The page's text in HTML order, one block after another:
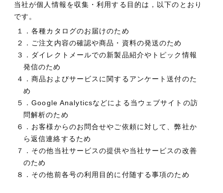
当社が個人情報を収集・利用する目的は，以下のとおり
です。
１．各種カタログのお届けのため
２．ご注文内容の確認や商品・資料の発送のため
３．ダイレクトメールでの新製品紹介やトピック情報
発信のため
４．商品およびサービスに関するアンケート送付のた
め
５．Google Analyticsなどによる当ウェブサイトの訪
問解析のため
６．お客様からのお問合せやご依頼に対して、弊社か
ら返信連絡するため
７．その他当社サービスの提供や当社サービスの改善
のため
８．その他前各号の利用目的に付随する事項のため